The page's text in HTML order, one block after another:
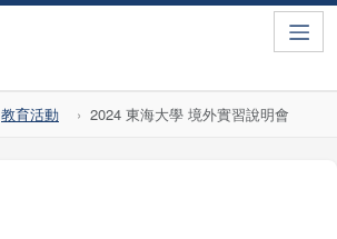
教育活動 2024 東海大學 境外實習說明會